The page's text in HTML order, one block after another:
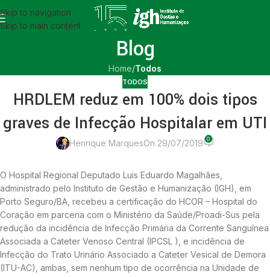
Skip to navigation
Skip to main content
Blog
Home/Todos
TODOS
HRDLEM reduz em 100% dois tipos
graves de Infecção Hospitalar em UTI
Henrique MarquesOn 29/07/2019 0
O Hospital Regional Deputado Luis Eduardo Magalhães,
administrado pelo Instituto de Gestão e Humanização (IGH), em
Porto Seguro/BA, recebeu a certificação do HCOR – Hospital do
Coração em parceria com o Ministério da Saúde/Proadi-Sus pela
redução da incidência de Infecção Primária da Corrente Sanguínea
Associada a Cateter Venoso Central (IPCSL ), e incidência de
Infecção do Trato Urinário Associado a Cateter Vesical de Demora
(ITU-AC), ambas, sem nenhum tipo de ocorrência na Unidade de